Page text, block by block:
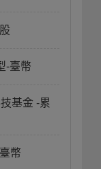
-臺幣
基金 -累
幣